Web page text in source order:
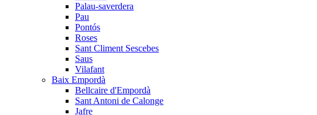
Palau-saverdera
Pau
Pontós
Roses
Sant Climent Sescebes
Saus
Vilafant
Baix Empordà
Bellcaire d'Empordà
Sant Antoni de Calonge
Jafre